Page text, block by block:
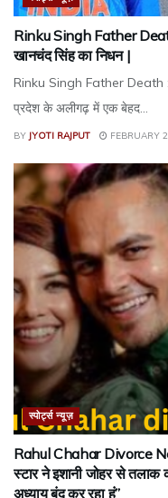
Rinku Singh Father
खानचंद सिंह का निधन |
Rinku Singh Father Death :
प्रदेश के अलीगढ़ में एक बेहद...
BY JYOTI RAJPUT FEBRUARY
स्पोर्ट्स न्यूज़
Rahul Chahar Divorce
स्टार ने इशानी जोहर से तलाक
अध्याय बंद कर रहा हूं”